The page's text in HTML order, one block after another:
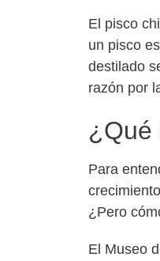
El pisco
un pisco
destilado
razón por
¿Qué
Para
¿Pero
El Museo